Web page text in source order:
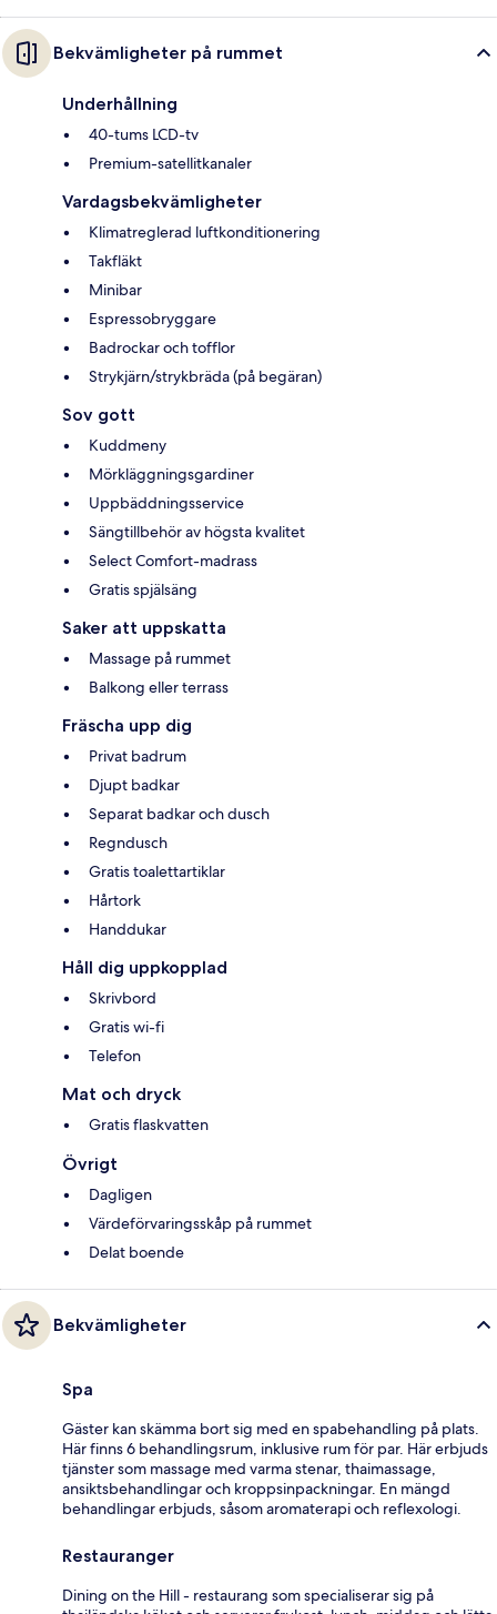
Bekvämligheter på rummet
Underhållning
40-tums LCD-tv
Premium-satellitkanaler
Vardagsbekvämligheter
Klimatreglerad luftkonditionering
Takfläkt
Minibar
Espressobryggare
Badrockar och tofflor
Strykjärn/strykbräda (på begäran)
Sov gott
Kuddmeny
Mörkläggningsgardiner
Uppbäddningsservice
Sängtillbehör av högsta kvalitet
Select Comfort-madrass
Gratis spjälsäng
Saker att uppskatta
Massage på rummet
Balkong eller terrass
Fräscha upp dig
Privat badrum
Djupt badkar
Separat badkar och dusch
Regndusch
Gratis toalettartiklar
Hårtork
Handdukar
Håll dig uppkopplad
Skrivbord
Gratis wi-fi
Telefon
Mat och dryck
Gratis flaskvatten
Övrigt
Dagligen
Värdeförvaringsskåp på rummet
Delat boende
Bekvämligheter
Spa
Gäster kan skämma bort sig med en spabehandling på plats.
Här finns 6 behandlingsrum, inklusive rum för par. Här erbjuds
tjänster som massage med varma stenar, thaimassage,
ansiktsbehandlingar och kroppsinpackningar. En mängd
behandlingar erbjuds, såsom aromaterapi och reflexologi.
Restauranger
Dining on the Hill - restaurang som specialiserar sig på